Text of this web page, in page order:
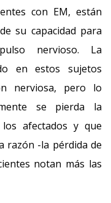
con EM, están
su capacidad para
nervioso. La
en estos sujetos
nerviosa, pero lo
se pierda la
afectados y que
razón -la pérdida de
notan más las